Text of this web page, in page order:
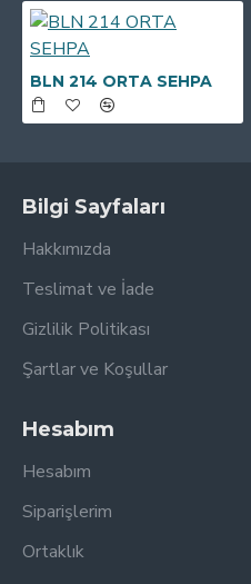
BLN 214 ORTA SEHPA
Bilgi Sayfaları
Hakkımızda
Teslimat ve İade
Gizlilik Politikası
Şartlar ve Koşullar
Hesabım
Hesabım
Siparişlerim
Ortaklık